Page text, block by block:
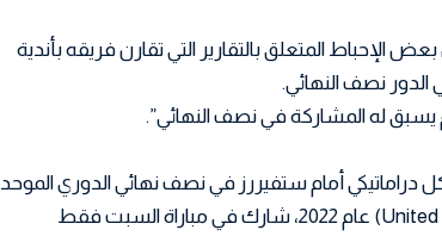
المتعلق بالتقارير التي تقارن فريقه بأندية
الدور نصف النهائي.
له المشاركة في نصف النهائي”.
دراماتيكي أمام ستفيررز في نصف نهائي الدوري الموحد
لكرة القدم (United Rugby Championship) عام 2022، شارك في مباراة السبت فقط